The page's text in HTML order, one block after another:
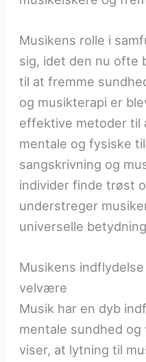
Musikens rolle i
sig, idet den nu ofte
til at fremme
og musikterapi er
effektive metoder til
mentale og fysiske
sangskrivning og
individer finde trøst
understreger
universelle
Musikens
velvære
Musik har en dyb
mentale sundhed
viser, at lytning til